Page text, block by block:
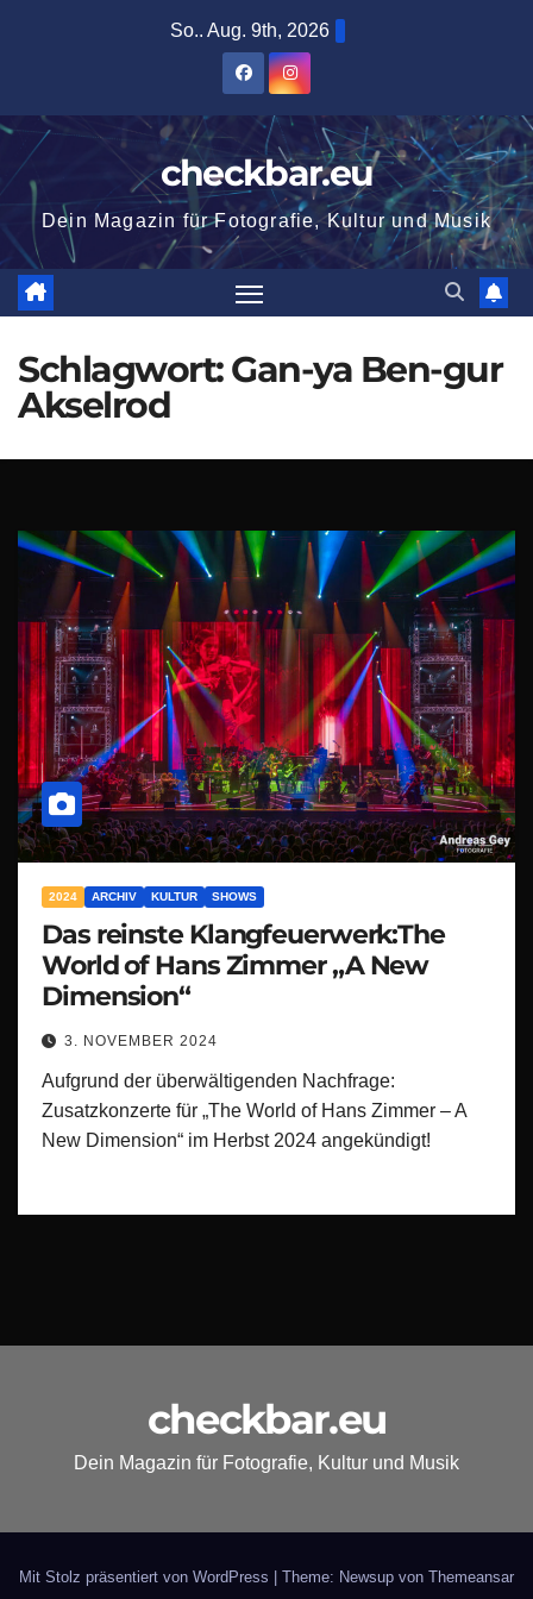
So.. Aug. 9th, 2026
checkbar.eu
Dein Magazin für Fotografie, Kultur und Musik
Schlagwort:Gan-ya Ben-gur
Akselrod
2024 ARCHIV KULTUR SHOWS
Das reinste Klangfeuerwerk:The
World of Hans Zimmer „A New
Dimension“
3. NOVEMBER 2024
Aufgrund der überwältigenden Nachfrage:
Zusatzkonzerte für „The World of Hans Zimmer – A
New Dimension“ im Herbst 2024 angekündigt!
checkbar.eu
Dein Magazin für Fotografie, Kultur und Musik
Mit Stolz präsentiert von WordPress Theme: Newsup von Themeansar